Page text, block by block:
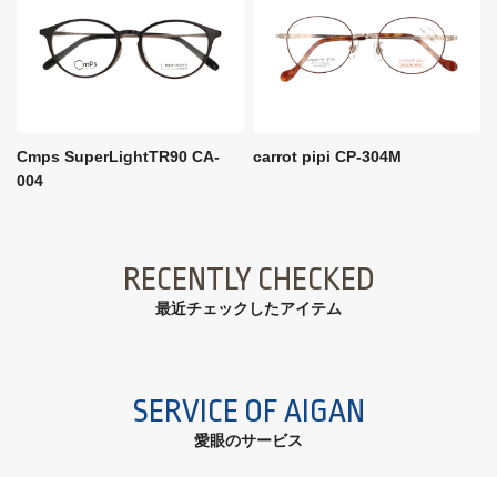
Cmps SuperLightTR90 CA-
004
carrot pipi CP-304M
RECENTLY CHECKED
最近チェックしたアイテム
SERVICE OF AIGAN
愛眼のサービス